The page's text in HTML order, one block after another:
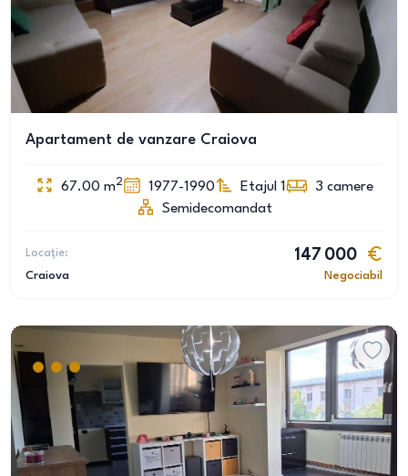
Apartament de vanzare Craiova
67.00 m2 1977-1990 Etajul 1 3 camere
Semidecomandat
Locație:
Craiova
147 000
Negociabil